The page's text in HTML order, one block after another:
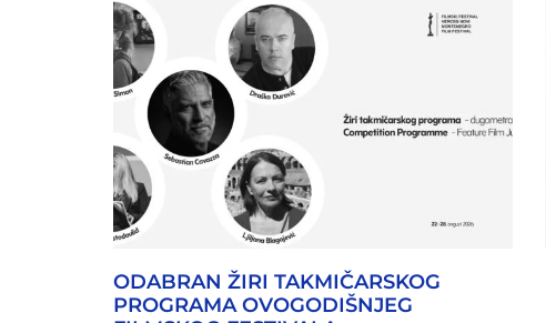
ODABRAN ŽIRI TAKMIČARSKOG
PROGRAMA OVOGODIŠNJEG